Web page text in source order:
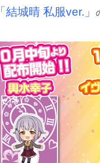
「結城晴 私服ver.」